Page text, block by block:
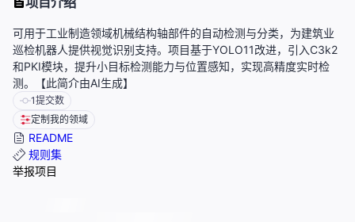
可用于工业制造领域机械结构轴部件的自动检测与分类，为建筑业
巡检机器人提供视觉识别支持。项目基于YOLO11改进，引入C3k2
和PKI模块，提升小目标检测能力与位置感知，实现高精度实时检
测。【此简介由AI生成】
1提交数
定制我的领域
README
规则集
举报项目